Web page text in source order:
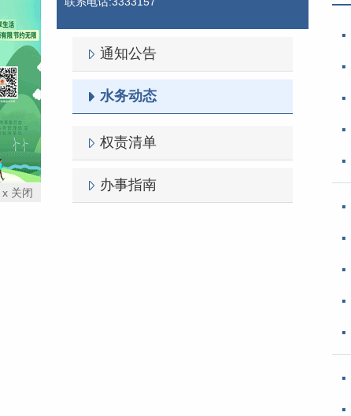
通知公告
水务动态
权责清单
办事指南
x 关闭